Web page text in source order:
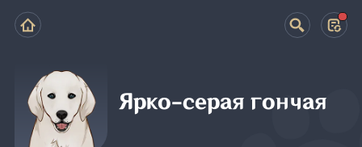
Ярко-серая гончая